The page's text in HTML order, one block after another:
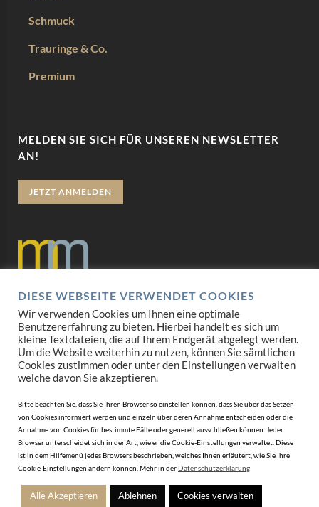
Schmuck
Trauringe & Co.
Premium
MELDEN SIE SICH FÜR UNSEREN NEWSLETTER
AN!
JETZT ANMELDEN
Datenschutz
Impressum
AGB
DIESE WEBSEITE VERWENDET COOKIES
Wir verwenden Cookies um Ihnen eine optimale
Benutzererfahrung zu bieten. Hierbei handelt es sich um
kleine Textdateien, die auf Ihrem Endgerät abgelegt werden.
Um die Website weiterhin zu nutzen, können Sie sämtlichen
Cookies zustimmen oder unter den Einstellungen verwalten
welche davon Sie akzeptieren.
Bitte beachten Sie, dass Sie Ihren Browser so einstellen können, dass Sie über das Setzen
von Cookies informiert werden und einzeln über deren Annahme entscheiden oder die
Annahme von Cookies für bestimmte Fälle oder generell ausschließen können. Jeder
Browser unterscheidet sich in der Art, wie er die Cookie-Einstellungen verwaltet. Diese
ist in dem Hilfemenü jedes Browsers beschrieben, welches Ihnen erläutert, wie Sie Ihre
Cookie-Einstellungen ändern können. Mehr in derDatenschutzerklärung
Alle Akzeptieren Ablehnen Cookies verwalten